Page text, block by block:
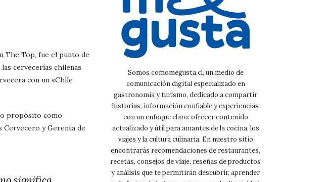
The Top, fue el punto de
cervecerías chilenas
con un «Chile
propósito como
Cervecero y Gerenta de
significa
Somos comomegusta.cl, un medio de
comunicación digital especializado en
gastronomía y turismo, dedicado a compartir
historias, información confiable y experiencias
con un enfoque claro: ofrecer contenido
actualizado y útil para amantes de la cocina, los
viajes y la cultura culinaria. En nuestro sitio
encontrarás recomendaciones de restaurantes,
recetas, consejos de viaje, reseñas de productos
y análisis que te permitirán descubrir, aprender